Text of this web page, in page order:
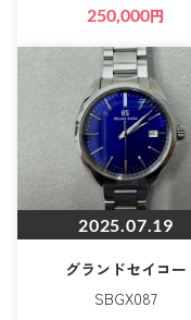
250,000円
2025.07.19
グランドセイコー
SBGX087